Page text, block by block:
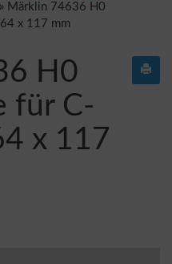
Märklin 74636 H0
x 117 mm
H0
für C-
x 117